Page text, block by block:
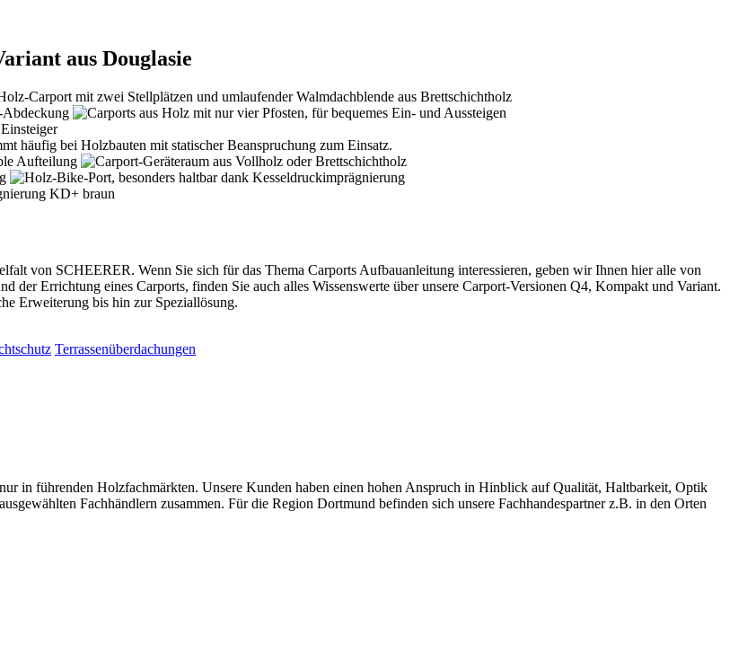
aus Douglasie
von SCHEERER. Wenn Sie sich für das Thema Carports Aufbauanleitung interessieren, geben wir Ihnen hier alle von
Errichtung eines Carports, finden Sie auch alles Wissenswerte über unsere Carport-Versionen Q4, Kompakt und Variant.
Erweiterung bis hin zur Speziallösung.
Terrassenüberdachungen
in führenden Holzfachmärkten. Unsere Kunden haben einen hohen Anspruch in Hinblick auf Qualität, Haltbarkeit, Optik
Fachhändlern zusammen. Für die Region Dortmund befinden sich unsere Fachhandespartner z.B. in den Orten